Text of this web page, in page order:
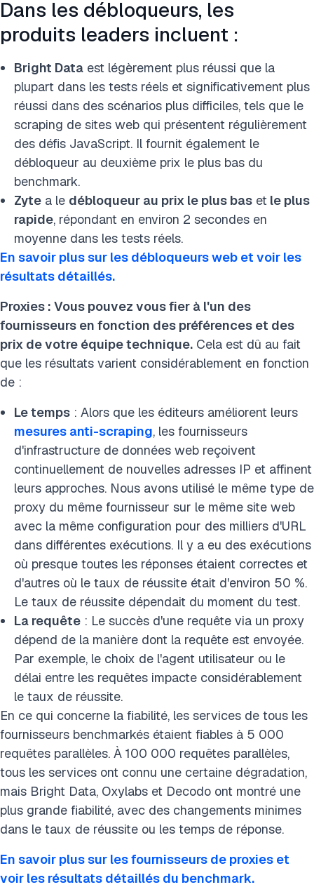
Dans les débloqueurs, les
produits leaders incluent :
Bright Data est légèrement plus réussi que la
plupart dans les tests réels et significativement plus
réussi dans des scénarios plus difficiles, tels que le
scraping de sites web qui présentent régulièrement
des défis JavaScript. Il fournit également le
débloqueur au deuxième prix le plus bas du
benchmark.
Zyte a le débloqueur au prix le plus bas et le plus
rapide, répondant en environ 2 secondes en
moyenne dans les tests réels.
En savoir plus sur les débloqueurs web et voir les
résultats détaillés.
Proxies : Vous pouvez vous fier à l'un des
fournisseurs en fonction des préférences et des
prix de votre équipe technique. Cela est dû au fait
que les résultats varient considérablement en fonction
de :
Le temps : Alors que les éditeurs améliorent leurs
mesures anti-scraping, les fournisseurs
d'infrastructure de données web reçoivent
continuellement de nouvelles adresses IP et affinent
leurs approches. Nous avons utilisé le même type de
proxy du même fournisseur sur le même site web
avec la même configuration pour des milliers d'URL
dans différentes exécutions. Il y a eu des exécutions
où presque toutes les réponses étaient correctes et
d'autres où le taux de réussite était d'environ 50 %.
Le taux de réussite dépendait du moment du test.
La requête : Le succès d'une requête via un proxy
dépend de la manière dont la requête est envoyée.
Par exemple, le choix de l'agent utilisateur ou le
délai entre les requêtes impacte considérablement
le taux de réussite.
En ce qui concerne la fiabilité, les services de tous les
fournisseurs benchmarkés étaient fiables à 5 000
requêtes parallèles. À 100 000 requêtes parallèles,
tous les services ont connu une certaine dégradation,
mais Bright Data, Oxylabs et Decodo ont montré une
plus grande fiabilité, avec des changements minimes
dans le taux de réussite ou les temps de réponse.
En savoir plus sur les fournisseurs de proxies et
voir les résultats détaillés du benchmark.